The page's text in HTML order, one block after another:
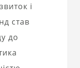
і
став
до